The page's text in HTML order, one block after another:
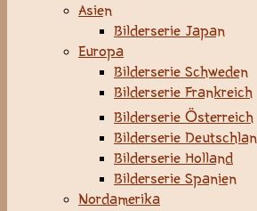
Asien
Bilderserie Japan
Europa
Bilderserie Schweden
Bilderserie Frankreich
Bilderserie Österreich
Bilderserie
Bilderserie Holland
Bilderserie Spanien
Nordamerika